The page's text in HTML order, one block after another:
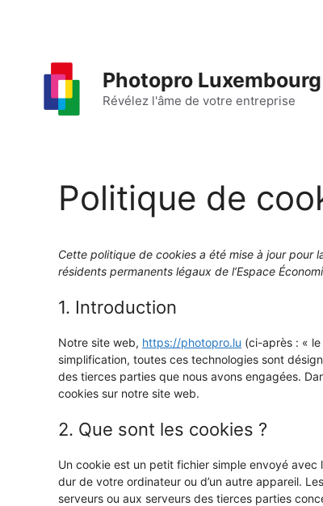
Photopro Luxembourg
Révélez l'âme de votre entreprise
Politique de
Cette politique de cookies a été mise à jour pour
résidents permanents légaux de l’Espace
1. Introduction
Notre site web, https://photopro.lu (ci-après : «
simplification, toutes ces technologies sont
des tierces parties que nous avons engagées.
cookies sur notre site web.
2. Que sont les cookies ?
Un cookie est un petit fichier simple envoyé
dur de votre ordinateur ou d’un autre appareil.
serveurs ou aux serveurs des tierces parties